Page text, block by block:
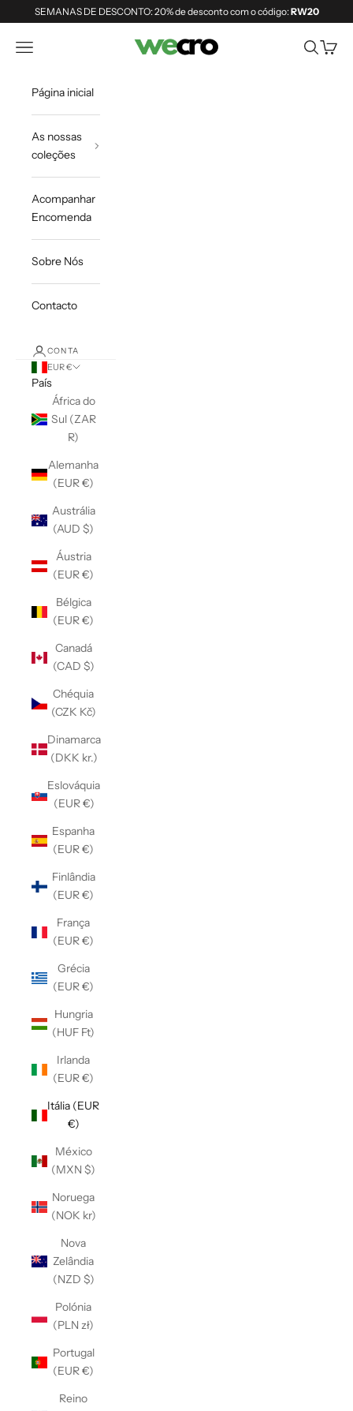
Saltar para o conteúdo
SEMANAS DE DESCONTO: 20% de desconto com o código:RW20
Shopwecro
Abrir menu de navegação AbrirAbrir
Página inicial
As nossas
coleções
Acompanhar
Encomenda
Sobre Nós
Contacto
CONTA
EUR €
País
África do
Sul (ZAR
R)
Alemanha
(EUR €)
Austrália
(AUD $)
Áustria
(EUR €)
Bélgica
(EUR €)
Canadá
(CAD $)
Chéquia
(CZK Kč)
Dinamarca
(DKK kr.)
Eslováquia
(EUR €)
Espanha
(EUR €)
Finlândia
(EUR €)
França
(EUR €)
Grécia
(EUR €)
Hungria
(HUF Ft)
Irlanda
(EUR €)
Itália (EUR
€)
México
(MXN $)
Noruega
(NOK kr)
Nova
Zelândia
(NZD $)
Polónia
(PLN zł)
Portugal
(EUR €)
Reino